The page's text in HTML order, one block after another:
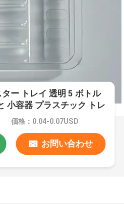
ー トレイ 透明 5 ボトル
小容器 プラスチック トレ
価格：0.04-0.07USD
お問い合わせ